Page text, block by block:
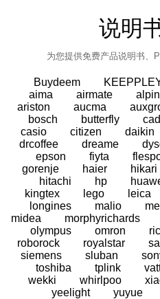
说明
为您提供免费产品说明书、
Buydeem
aima
airmate
ariston
aucma
bosch
butterfly
casio
citizen daikin
drcoffee
dreame
epson
fiyta
gorenje
haier hikari
hitachi
hp
kingtex
lego leica
longines
malio
midea
morphyrichards
olympus
omron
roborock
royalstar
siemens
sluban
toshiba
tplink
wekki
whirlpoo
yeelight
yuyue